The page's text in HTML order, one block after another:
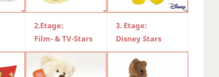
2.Etage:
Film- & TV-Stars
3. Etage:
Disney Stars